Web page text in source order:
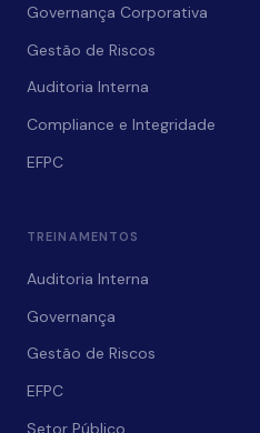
Governança Corporativa
Gestão de Riscos
Auditoria Interna
Compliance e Integridade
EFPC
TREINAMENTOS
Auditoria Interna
Governança
Gestão de Riscos
EFPC
Setor Público